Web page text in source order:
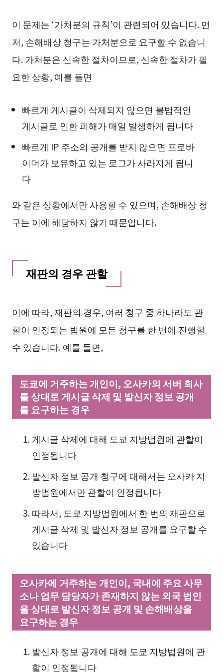
이 문제는 ‘가처분의 규칙’이 관련되어 있습니다. 먼
저, 손해배상 청구는 가처분으로 요구할 수 없습니
다. 가처분은 신속한 절차이므로, 신속한 절차가 필
요한 상황, 예를 들면
빠르게 게시글이 삭제되지 않으면 불법적인
게시글로 인한 피해가 매일 발생하게 됩니다
빠르게 IP 주소의 공개를 받지 않으면 프로바
이더가 보유하고 있는 로그가 사라지게 됩니
다
와 같은 상황에서만 사용할 수 있으며, 손해배상 청
구는 이에 해당하지 않기 때문입니다.
재판의 경우 관할
이에 따라, 재판의 경우, 여러 청구 중 하나라도 관
할이 인정되는 법원에 모든 청구를 한 번에 진행할
수 있습니다. 예를 들면,
도쿄에 거주하는 개인이, 오사카의 서버 회사
를 상대로 게시글 삭제 및 발신자 정보 공개
를 요구하는 경우
게시글 삭제에 대해 도쿄 지방법원에 관할이
인정됩니다
발신자 정보 공개 청구에 대해서는 오사카 지
방법원에서만 관할이 인정됩니다
따라서, 도쿄 지방법원에서 한 번의 재판으로
게시글 삭제 및 발신자 정보 공개를 요구할 수
있습니다
오사카에 거주하는 개인이, 국내에 주요 사무
소나 업무 담당자가 존재하지 않는 외국 법인
을 상대로 발신자 정보 공개 및 손해배상을
요구하는 경우
발신자 정보 공개에 대해 도쿄 지방법원에 관
할이 인정됩니다